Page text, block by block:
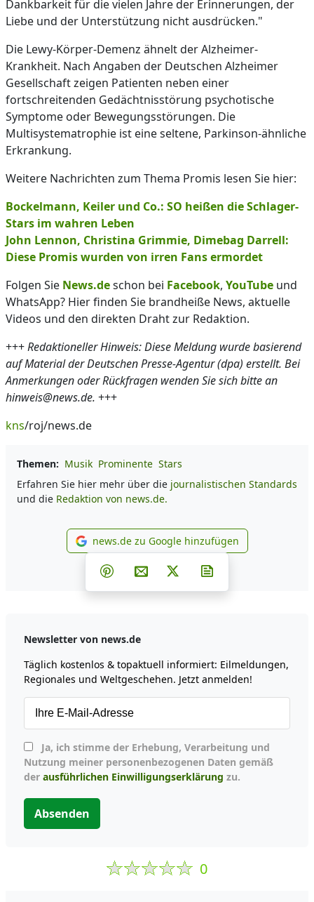
Dankbarkeit für die vielen Jahre der Erinnerungen, der
Liebe und der Unterstützung nicht ausdrücken."
Die Lewy-Körper-Demenz ähnelt der Alzheimer-
Krankheit. Nach Angaben der Deutschen Alzheimer
Gesellschaft zeigen Patienten neben einer
fortschreitenden Gedächtnisstörung psychotische
Symptome oder Bewegungsstörungen. Die
Multisystematrophie ist eine seltene, Parkinson-ähnliche
Erkrankung.
Weitere Nachrichten zum Thema Promis lesen Sie hier:
Bockelmann, Keiler und Co.: SO heißen die Schlager-
Stars im wahren Leben
John Lennon, Christina Grimmie, Dimebag Darrell:
Diese Promis wurden von irren Fans ermordet
Folgen Sie News.deschon bei Facebook, YouTube und
WhatsApp? Hier finden Sie brandheiße News, aktuelle
Videos und den direkten Draht zur Redaktion.
+++Redaktioneller Hinweis: Diese Meldung wurde basierend
auf Material der Deutschen Presse-Agentur (dpa) erstellt. Bei
Anmerkungen oder Rückfragen wenden Sie sich bitte an
hinweis@news.de. +++
kns/roj/news.de
Themen: Musik Prominente Stars
Erfahren Sie hier mehr über die journalistischen Standards
und die Redaktion von news.de.
news.de zu Google
news.de zu Google hinzufügen
Teilen auf Facebook
Teilen auf Whatsapp
Teilen auf Telegram
Teilen auf Pinterest
Per E-Mail teilen
Post auf X
Newsletter von news.de
Täglich kostenlos & topaktuell informiert: Eilmeldungen,
Regionales und Weltgeschehen. Jetzt anmelden!
Nutzung meiner personenbezogenen Daten gemäß
der ausführlichen Einwilligungserklärung zu.
Absenden
0